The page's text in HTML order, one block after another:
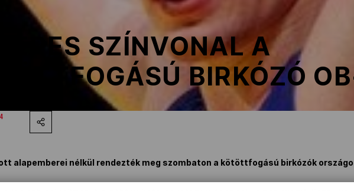
SZÍNVONAL A
BIRKÓZÓ
alapemberei nélkül rendezték meg szombaton a kötöttfogású birkózók